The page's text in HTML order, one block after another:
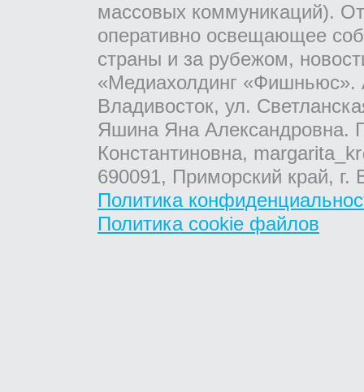
массовых коммуникаций).
оперативно освещающее
страны и за рубежом,
«Медиахолдинг «Фишньюс».
Владивосток, ул.
Яшина Яна Александровна.
Константиновна,
690091, Приморский край,
Политика
Политика cookie файлов